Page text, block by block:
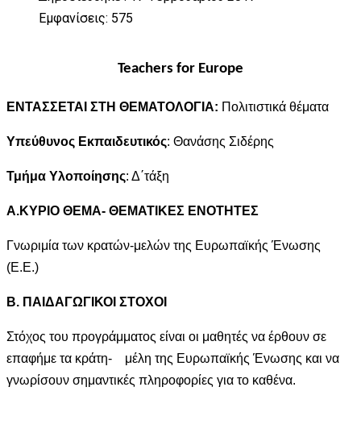
Εμφανίσεις: 575
Teachers for Europe
ΕΝΤΑΣΣΕΤΑΙ ΣΤΗ ΘΕΜΑΤΟΛΟΓΙΑ: Πολιτιστικά θέματα
Υπεύθυνος Εκπαιδευτικός: Θανάσης Σιδέρης
Τμήμα Υλοποίησης: Δ΄τάξη
Α.ΚΥΡΙΟ ΘΕΜΑ- ΘΕΜΑΤΙΚΕΣ ΕΝΟΤΗΤΕΣ
Γνωριμία των κρατών-μελών της Ευρωπαϊκής Ένωσης
(Ε.Ε.)
Β. ΠΑΙΔΑΓΩΓΙΚΟΙ ΣΤΟΧΟΙ
Στόχος του προγράμματος είναι οι μαθητές να έρθουν σε
επαφήμε τα κράτη- μέλη της Ευρωπαϊκής Ένωσης και να
γνωρίσουν σημαντικές πληροφορίες για το καθένα.